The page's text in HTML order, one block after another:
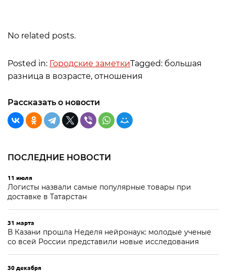
No related posts.
Posted in: Городские заметкиTagged: большая
разница в возрасте, отношения
Рассказать о новости
ПОСЛЕДНИЕ НОВОСТИ
11 июля
Логисты назвали самые популярные товары при
доставке в Татарстан
31 марта
В Казани прошла Неделя нейронаук: молодые ученые
со всей России представили новые исследования
30 декабря